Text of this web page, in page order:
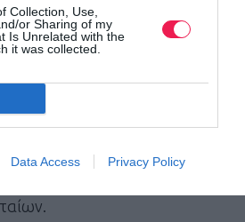
Collection, Use,
or Sharing of my
Is Unrelated with the
it was collected.
Data Access Privacy Policy
Αλκυόνη)
10χλμ πατήστε
5χλμ πατήστεεδώ
παιδικό αγώνα πατήστε